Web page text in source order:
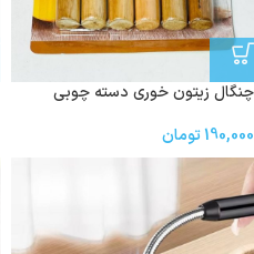
چنگال زیتون خوری دسته چوبی
190,000تومان